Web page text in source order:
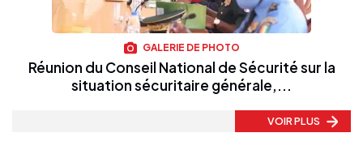
GALERIE DE PHOTO
Réunion du Conseil National de Sécurité sur la
situation sécuritaire générale,...
VOIR PLUS